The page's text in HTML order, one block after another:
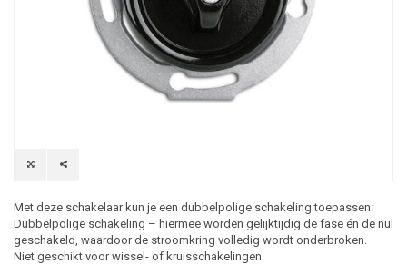
Met deze schakelaar kun je een dubbelpolige schakeling toepassen:
Dubbelpolige schakeling – hiermee worden gelijktijdig de fase én de nul
geschakeld, waardoor de stroomkring volledig wordt onderbroken.
Niet geschikt voor wissel- of kruisschakelingen